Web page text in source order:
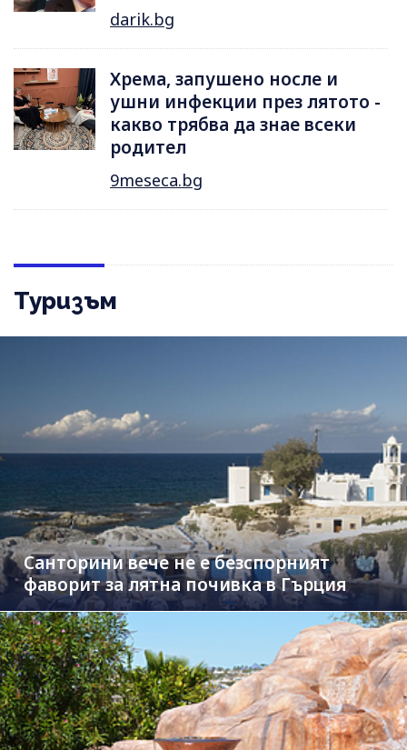
darik.bg
Хрема, запушено носле и
ушни инфекции през лятотo -
какво трябва да знае всеки
родител
9meseca.bg
Туризъм
Санторини вече не е безспорният
фаворит за лятна почивка в Гърция